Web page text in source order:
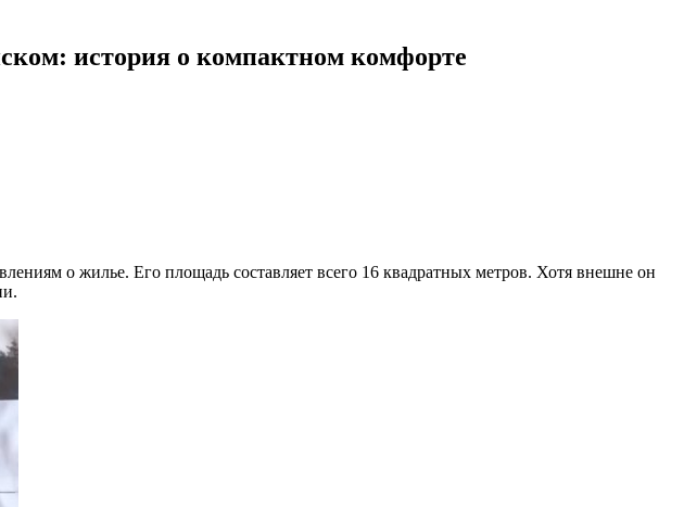
история о компактном комфорте
о жилье. Его площадь составляет всего 16 квадратных метров. Хотя внешне он